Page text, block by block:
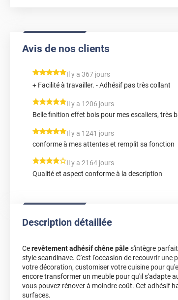
Avis de nos clients
*****
Il y a 367 jours
+ Facilité à travailler. - Adhésif pas très collant
*****
Il y a 1206 jours
Belle finition effet bois pour mes escaliers, très
*****
Il y a 1241 jours
conforme à mes attentes et remplit sa fonction
*****Il y a 2164 jours
Qualité et aspect conforme à la description
Description détaillée
Cerevêtement adhésif chêne pâles'intègre
style scandinave. C'est l'occasion de recouvrir une
votre décoration, customiser votre cuisine pour
encore transformer un meuble pour qu'il s'adapte
vous pouvez rénover à moindre coût. Cet adhésif
surfaces.